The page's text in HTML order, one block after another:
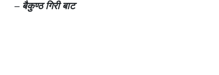
– बैकुण्ठ गिरी बाट